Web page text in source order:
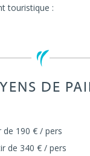
touristique :
DE
190 € / pers
de 340 € / pers